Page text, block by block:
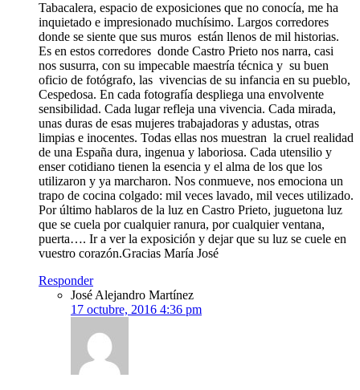
Tabacalera, espacio de exposiciones que no conocía, me ha
inquietado e impresionado muchísimo. Largos corredores
donde se siente que sus muros están llenos de mil historias.
Es en estos corredores donde Castro Prieto nos narra, casi
nos susurra, con su impecable maestría técnica y su buen
oficio de fotógrafo, las vivencias de su infancia en su pueblo,
Cespedosa. En cada fotografía despliega una envolvente
sensibilidad. Cada lugar refleja una vivencia. Cada mirada,
unas duras de esas mujeres trabajadoras y adustas, otras
limpias e inocentes. Todas ellas nos muestran la cruel realidad
de una España dura, ingenua y laboriosa. Cada utensilio y
enser cotidiano tienen la esencia y el alma de los que los
utilizaron y ya marcharon. Nos conmueve, nos emociona un
trapo de cocina colgado: mil veces lavado, mil veces utilizado.
Por último hablaros de la luz en Castro Prieto, juguetona luz
que se cuela por cualquier ranura, por cualquier ventana,
puerta…. Ir a ver la exposición y dejar que su luz se cuele en
vuestro corazón.Gracias María José
Responder
José Alejandro Martínez
17 octubre, 2016 4:36 pm